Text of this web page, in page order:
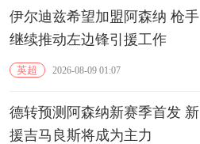
伊尔迪兹希望加盟阿森纳 枪手
继续推动左边锋引援工作
英超 2026-08-09 01:07
德转预测阿森纳新赛季首发 新
援吉马良斯将成为主力